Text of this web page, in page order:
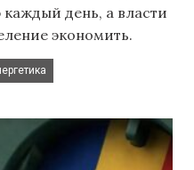
каждый день, а власти
экономить.